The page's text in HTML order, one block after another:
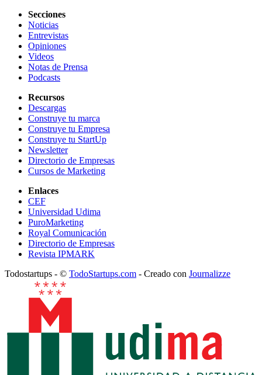
Secciones
Noticias
Entrevistas
Opiniones
Videos
Notas de Prensa
Podcasts
Recursos
Descargas
Construye tu marca
Construye tu Empresa
Construye tu StartUp
Newsletter
Directorio de Empresas
Cursos de Marketing
Enlaces
CEF
Universidad Udima
PuroMarketing
Royal Comunicación
Directorio de Empresas
Revista IPMARK
Todostartups - © TodoStartups.com - Creado con Journalizze